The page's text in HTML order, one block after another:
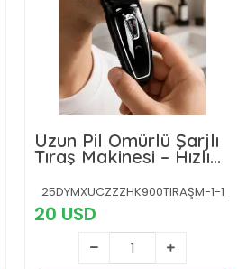
Uzun Pil Ömürlü Şarjlı
Tıraş Makinesi – Hızlı
Şarj, Ergonomik
Tasarım, Çok Yönlü
Kullanım
25DYMXUCZZZHK900TIRAŞM-1-1
20 USD